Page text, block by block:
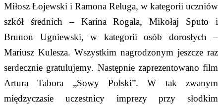
Miłosz Łojewski i Ramona Reluga, w kategorii uczniów
szkół średnich – Karina Rogala, Mikołaj Sputo i
Brunon Ugniewski, w kategorii osób dorosłych –
Mariusz Kulesza. Wszystkim nagrodzonym jeszcze raz
serdecznie gratulujemy. Następnie zaprezentowano film
Artura Tabora „Sowy Polski”. W tak zwanym
międzyczasie uczestnicy imprezy przy słodkim